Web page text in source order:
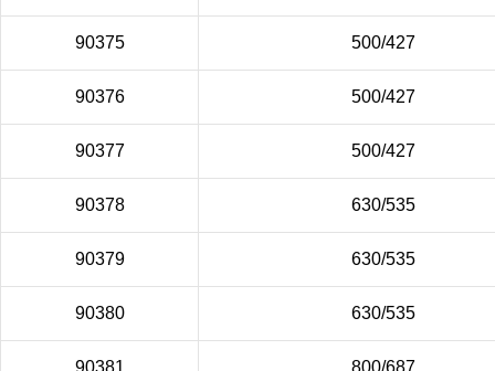
90375 500/427
90376 500/427
90377 500/427
90378 630/535
90379 630/535
90380 630/535
90381 800/687